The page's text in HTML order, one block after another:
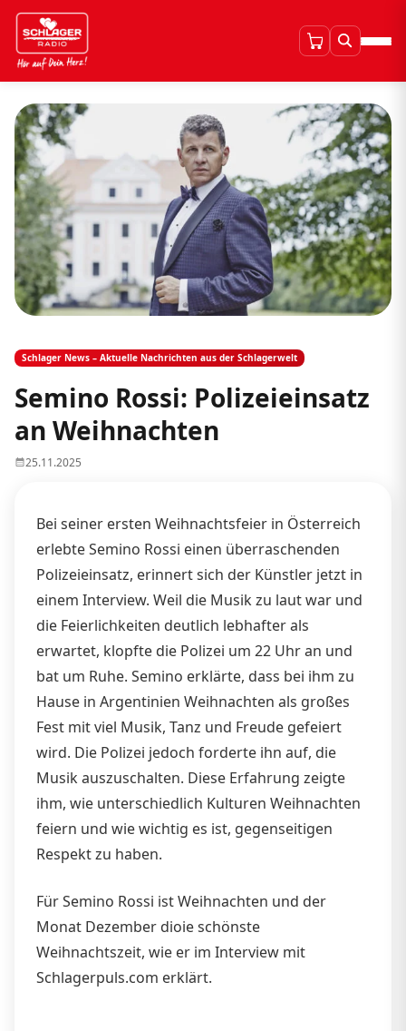
Schlager News – Aktuelle Nachrichten aus der Schlagerwelt
Semino Rossi: Polizeieinsatz
an Weihnachten
25.11.2025
Bei seiner ersten Weihnachtsfeier in Österreich
erlebte Semino Rossi einen überraschenden
Polizeieinsatz, erinnert sich der Künstler jetzt in
einem Interview. Weil die Musik zu laut war und
die Feierlichkeiten deutlich lebhafter als
erwartet, klopfte die Polizei um 22 Uhr an und
bat um Ruhe. Semino erklärte, dass bei ihm zu
Hause in Argentinien Weihnachten als großes
Fest mit viel Musik, Tanz und Freude gefeiert
wird. Die Polizei jedoch forderte ihn auf, die
Musik auszuschalten. Diese Erfahrung zeigte
ihm, wie unterschiedlich Kulturen Weihnachten
feiern und wie wichtig es ist, gegenseitigen
Respekt zu haben.
Für Semino Rossi ist Weihnachten und der
Monat Dezember dioie schönste
Weihnachtszeit, wie er im Interview mit
Schlagerpuls.com erklärt.